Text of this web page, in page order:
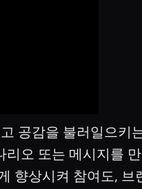
공감을 불러일으키
오 또는 메시지를
향상시켜 참여도, 브